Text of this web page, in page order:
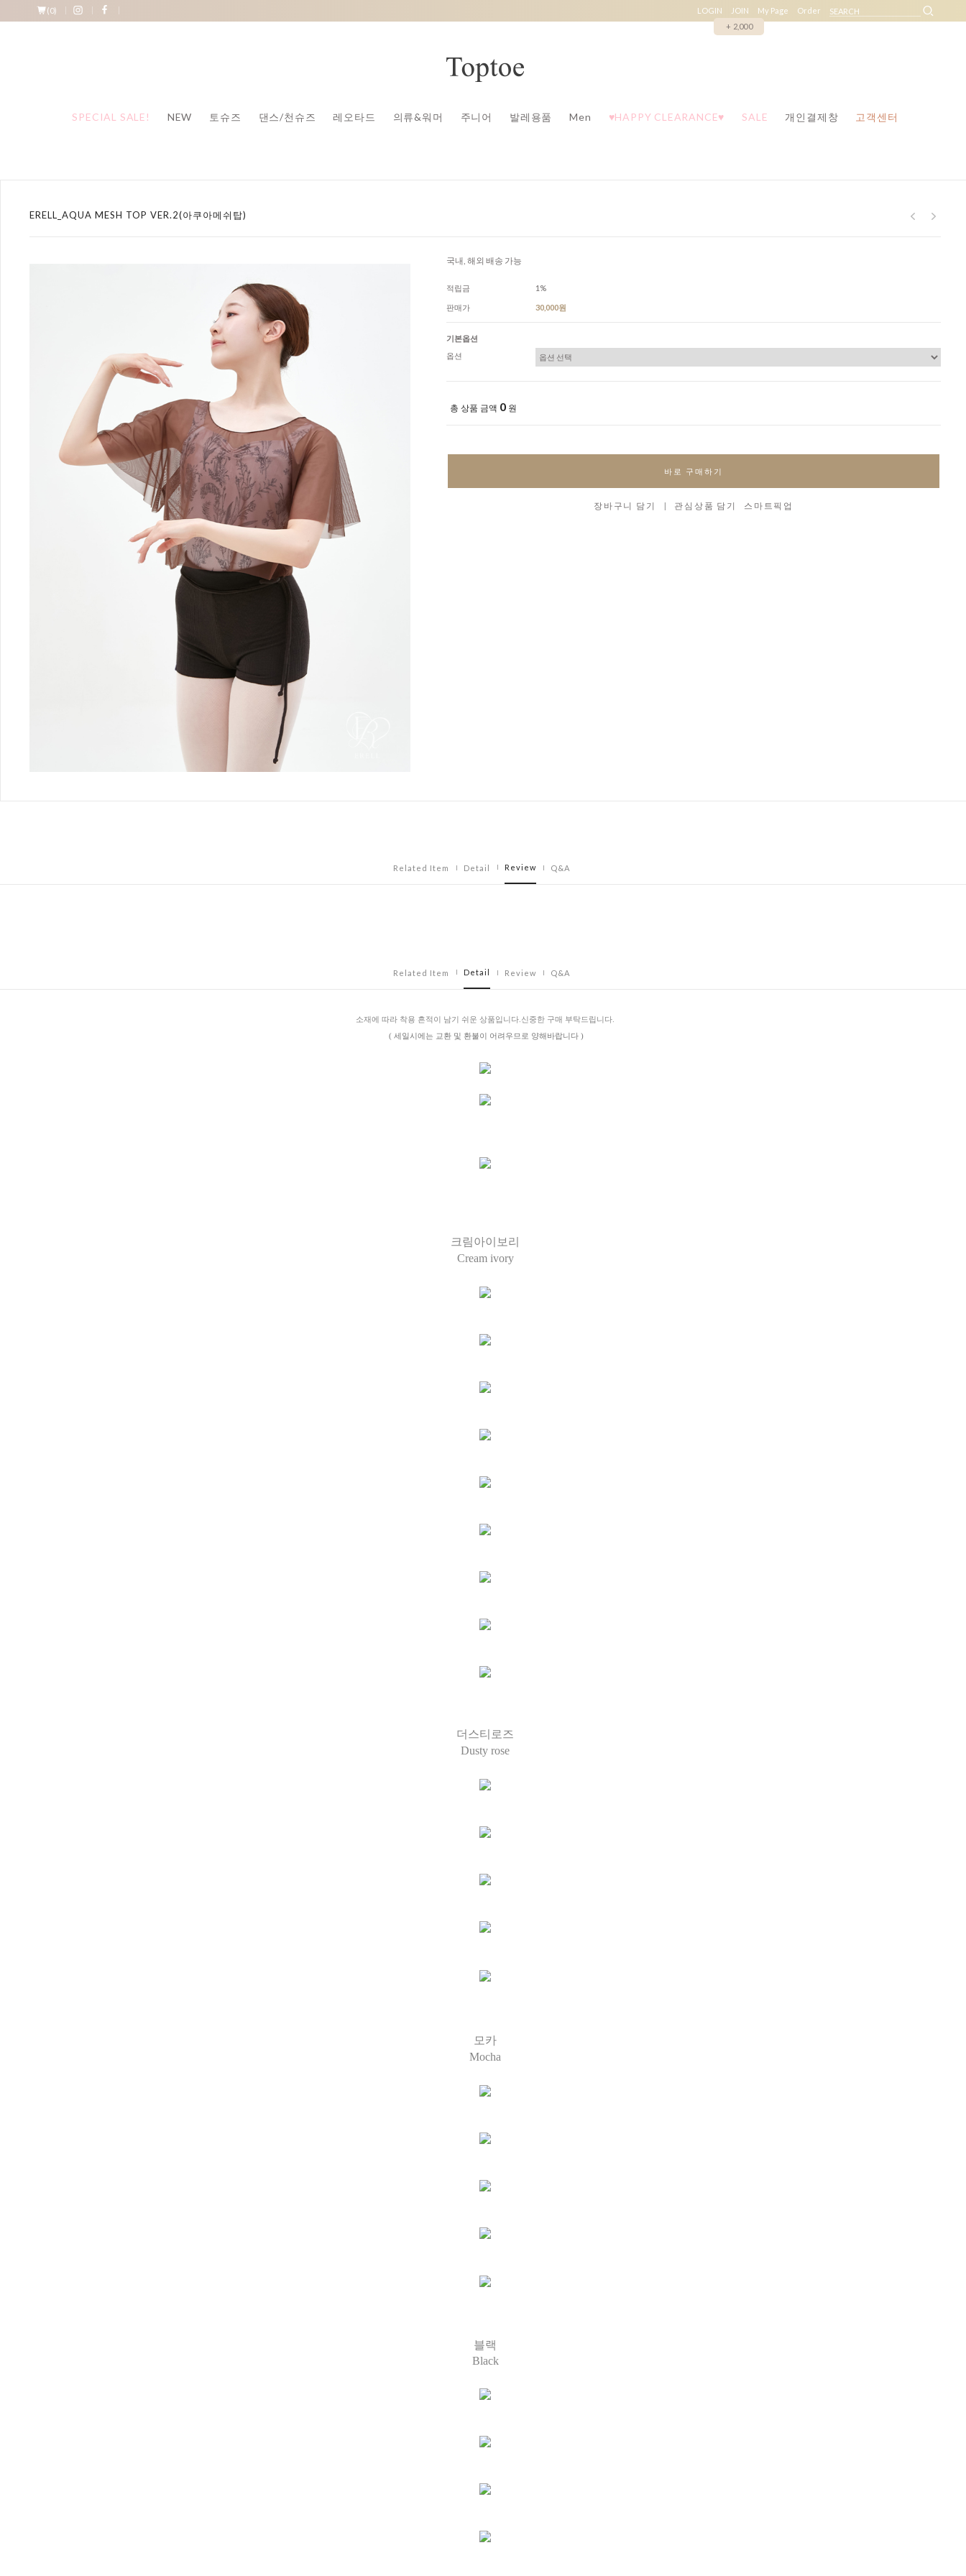
(0) LOGIN
JOIN
+ 2,000
My Page Order
SPECIAL SALE! NEW 토슈즈 댄스/천슈즈 레오타드 의류&워머 주니어 발레용품 Men ♥HAPPY CLEARANCE♥ SALE 개인결제창 고객센터
ERELL_AQUA MESH TOP VER.2(아쿠아메쉬탑)
국내, 해외 배송 가능
적립금 1%
판매가 30,000원
기본옵션
옵션
총 상품 금액 0 원
바로 구매하기
장바구니 담기 | 관심상품 담기 스마트픽업
Related Item Detail Review Q&A
Related Item Detail Review Q&A
소재에 따라 착용 흔적이 남기 쉬운 상품입니다.신중한 구매 부탁드립니다.
( 세일시에는 교환 및 환불이 어려우므로 양해바랍니다 )
크림아이보리
Cream ivory
더스티로즈
Dusty rose
모카
Mocha
블랙
Black